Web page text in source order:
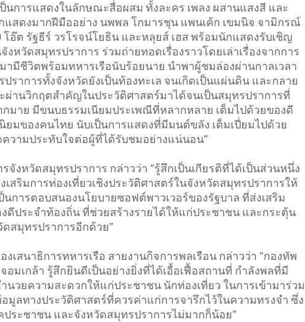
ป็นการแสดงในลักษณะสื่อผสม ทั้งละคร เพลง ผสานแสงสี และ
สดงมากฝีมืออย่าง นพพล โกมารชุน แพนเค้ก เขมนิจ จามิกรณ์
โอ๊ต รัฐธีร์ วรโรจน์โยธิน และหลุยส์ เฮส พร้อมนักแสดงรับเชิญ
งหวัดสมุทรปราการ ร่วมถ่ายทอดเรื่องราวโดยเล่าเรื่องจากการ
มีชีวิตพร้อมทหารเรือนับร้อยนาย นำพาผู้ชมล่องผ่านกาลเวลา
าการทั้งจังหวัดยังเป็นท้องทะเล จนเกิดเป็นแผ่นดิน และกลาย
ผ่านวิกฤตสำคัญในประวัติศาสตร์มาได้จนเป็นสมุทรปราการที่
กมาย มีขนบธรรมเนียมประเพณีที่หลากหลาย เต็มไปด้วยของดี
มของคนไทย นับเป็นการแสดงที่มีมนต์ขลัง เต็มเปี่ยมไปด้วย
วามประทับใจต่อผู้ที่ได้รับชมอย่างแน่นอน”
งหวัดสมุทรปราการ กล่าวว่า “รู้สึกเป็นเกียรติที่ได้เป็นส่วนหนึ่ง
สริมการท่องเที่ยวเชิงประวัติศาสตร์ในจังหวัดสมุทรปราการให้
นการตอบสนองนโยบายซอฟต์พาวเวอร์ของรัฐบาล ที่ส่งเสริม
ดีประจำท้องถิ่น ที่ช่วยสร้างรายได้ให้แก่ประชาชน และกระตุ้น
สมุทรปราการอีกด้วย”
งเสนาธิการทหารเรือ สายงานกิจการพลเรือน กล่าวว่า “กองทัพ
อมเกล้า รู้สึกยินดีเป็นอย่างยิ่งที่ได้เอื้อเฟื้อสถานที่ กำลังพลที่มี
นวยความสะดวกให้แก่ประชาชน นักท่องเที่ยว ในการเข้ามาร่วม
มูลทางประวัติศาสตร์ที่ควรค่าแก่การจารึกไว้ในความทรงจำ ซึ่ง
ระชาชน และจังหวัดสมุทรปราการไม่มากก็น้อย”